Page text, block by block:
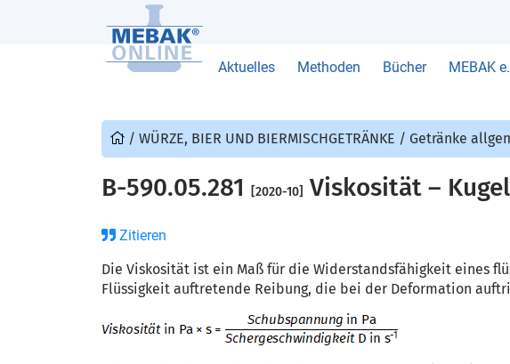
Aktuelles Methoden Bücher MEBAK
/ WÜRZE, BIER UND BIERMISCHGETRÄNKE / Getränke
B-590.05.281 [2020-10] Viskosität –
Zitieren
Die Viskosität ist ein Maß für die Widerstandsfähigkeit eines
Flüssigkeit auftretende Reibung, die bei der Deformation